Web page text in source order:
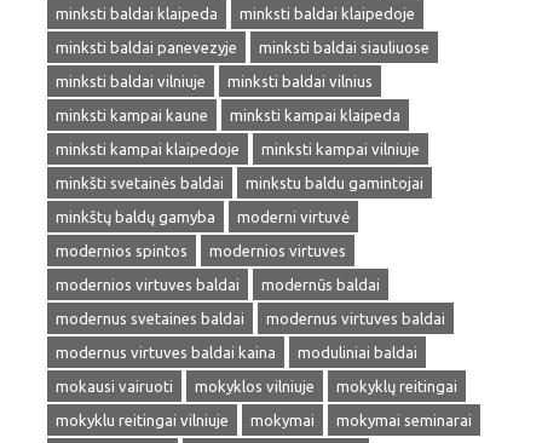
minksti baldai klaipeda
minksti baldai klaipedoje
minksti baldai panevezyje
minksti baldai siauliuose
minksti baldai vilniuje
minksti baldai vilnius
minksti kampai kaune
minksti kampai klaipeda
minksti kampai klaipedoje
minksti kampai vilniuje
minkšti svetainės baldai
minkstu baldu gamintojai
minkštų baldų gamyba
moderni virtuvė
modernios spintos
modernios virtuves
modernios virtuves baldai
modernūs baldai
modernus svetaines baldai
modernus virtuves baldai
modernus virtuves baldai kaina
moduliniai baldai
mokausi vairuoti
mokyklos vilniuje
mokyklų reitingai
mokyklu reitingai vilniuje
mokymai
mokymai seminarai